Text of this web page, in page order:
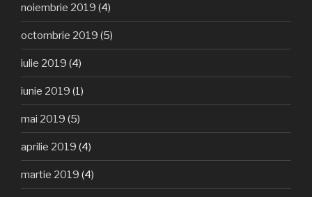
noiembrie 2019 (4)
octombrie 2019 (5)
iulie 2019 (4)
iunie 2019 (1)
mai 2019 (5)
aprilie 2019 (4)
martie 2019 (4)